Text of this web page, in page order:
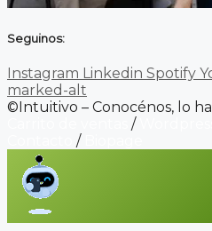
Seguinos:
Instagram Linkedin Spotify
marked-alt
©Intuitivo – Conocénos, lo
/
/